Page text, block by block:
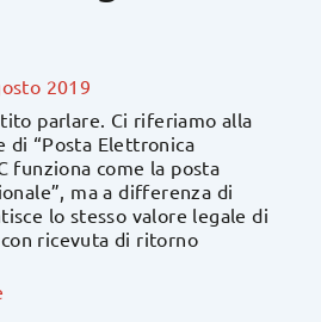
2019
parlare. Ci riferiamo alla
di “Posta Elettronica
funziona come la posta
ma a differenza di
lo stesso valore legale di
ricevuta di ritorno